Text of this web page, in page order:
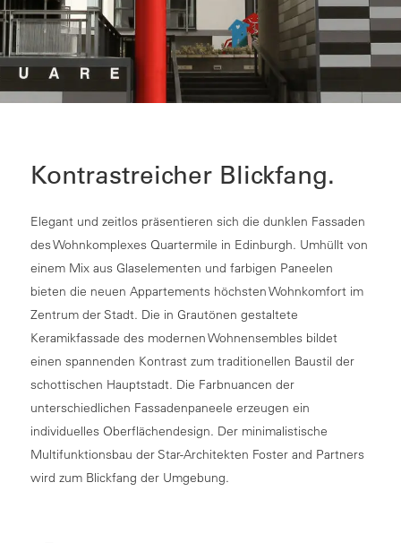
Kontrastreicher Blickfang.
Elegant und zeitlos präsentieren sich die dunklen Fassaden
des Wohnkomplexes Quartermile in Edinburgh. Umhüllt von
einem Mix aus Glaselementen und farbigen Paneelen
bieten die neuen Appartements höchsten Wohnkomfort im
Zentrum der Stadt. Die in Grautönen gestaltete
Keramikfassade des modernen Wohnensembles bildet
einen spannenden Kontrast zum traditionellen Baustil der
schottischen Hauptstadt. Die Farbnuancen der
unterschiedlichen Fassadenpaneele erzeugen ein
individuelles Oberflächendesign. Der minimalistische
Multifunktionsbau der Star-Architekten Foster and Partners
wird zum Blickfang der Umgebung.